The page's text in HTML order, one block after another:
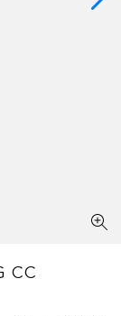
CC